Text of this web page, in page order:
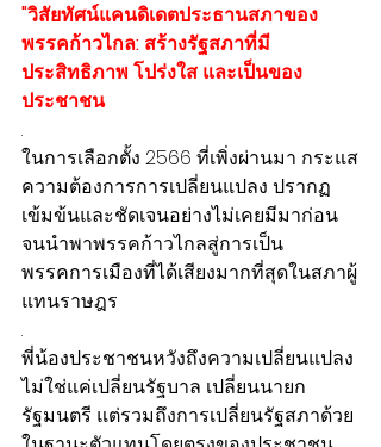
"วิสัยทัศน์แคนดิเดตประธานสภาของ
พรรคก้าวไกล: สร้างรัฐสภาที่มี
ประสิทธิภาพ โปร่งใส และเป็นของ
ประชาชน
.
ในการเลือกตั้ง 2566 ที่เพิ่งผ่านมา กระแส
ความต้องการการเปลี่ยนแปลง ปรากฏ
เข้มข้นและชัดเจนอย่างไม่เคยมีมาก่อน
จนนำพาพรรคก้าวไกลสู่การเป็น
พรรคการเมืองที่ได้เสียงมากที่สุดในสภาผู้
แทนราษฎร
.
พี่น้องประชาชนหวังถึงความเปลี่ยนแปลง
ไม่ใช่แค่เปลี่ยนรัฐบาล เปลี่ยนนายก
รัฐมนตรี แต่รวมถึงการเปลี่ยนรัฐสภาด้วย